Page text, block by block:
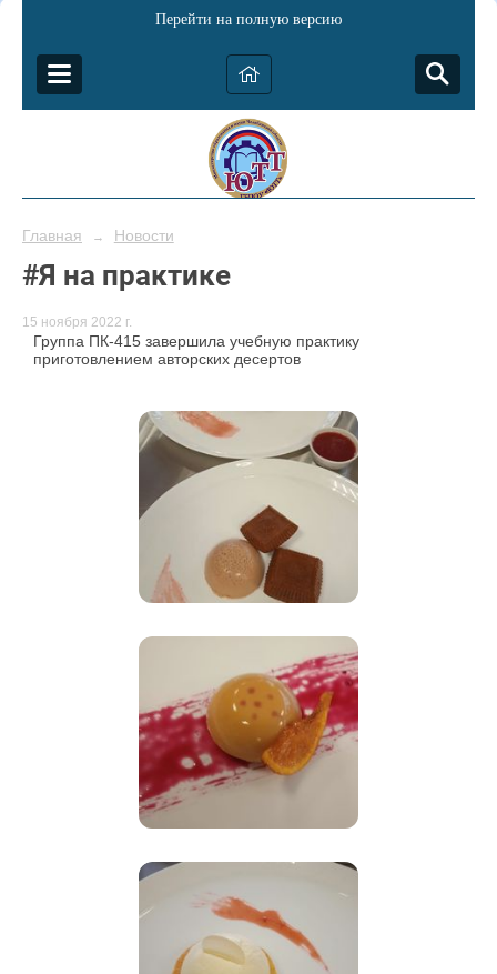
Перейти на полную версию
Главная → Новости
#Я на практике
15 ноября 2022 г.
Группа ПК-415 завершила учебную практику
приготовлением авторских десертов